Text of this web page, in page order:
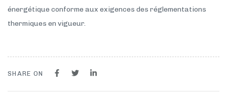
énergétique conforme aux exigences des réglementations
thermiques en vigueur.
SHARE ON